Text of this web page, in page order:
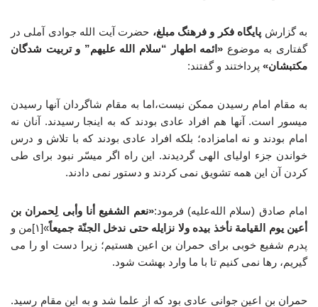
به گزارش پایگاه فکر و فرهنگ مبلغ، حضرت آیت الله جوادی آملی در
گفتاری به موضوع «ائمه اطهار “سلام الله علیهم” و تربیت شدگان
مکتبشان» پرداختند و گفتند:
به مقام امام رسیدن ممکن نیست،اما به مقام شاگردان آنها رسیدن
میسور است. آنها هم افراد عادی بودند که به اینجا رسیدند. آنان نه
امام بودند و نه امامزاده؛ بلکه افراد عادی بودند که با تلاش و درس
خواندن جزء اولیای الهی گردیدند. این راه اگر میسّر نبود برای طی
کردن آن این همه تشویق نمی کردند و دستور نمی دادند.
امام صادق (سلام الله‌علیه) فرمود:«نعم الشفیع أنا وأبی لِحمران بن
أعین یوم القیامة نأخذ بیده ولا نزایله حتی ندخل الجنّة جمیعاً
»[۱]من و
پدرم شفیع خوبی برای حمران بن اعین هستیم؛ زیرا دست او را می
گیریم، رها نمی کنیم تا با ما وارد بهشت شود.
حمران بن اعین جوانی عادی بود که از علما شد و به این مقام رسید.